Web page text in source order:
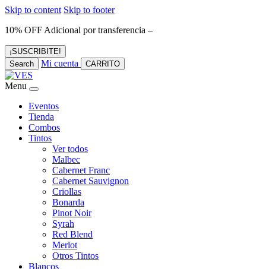
Skip to content Skip to footer
10% OFF Adicional por transferencia –
¡SUSCRIBITE!
Search
Mi cuenta CARRITO
Menu
Eventos
Tienda
Combos
Tintos
Ver todos
Malbec
Cabernet Franc
Cabernet Sauvignon
Criollas
Bonarda
Pinot Noir
Syrah
Red Blend
Merlot
Otros Tintos
Blancos